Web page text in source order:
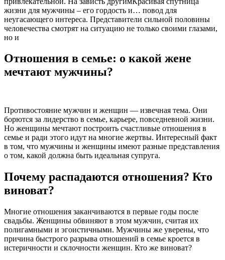
жизни для мужчины – его гордость и… повод для
неугасающего интереса. Представители сильной половины
человечества смотрят на ситуацию не только своими глазами,
но и
Отношения в семье: о какой жене
мечтают мужчины?
Противостояние мужчин и женщин — извечная тема. Они
борются за лидерство в семье, карьере, повседневной жизни.
Но женщины мечтают построить счастливые отношения в
семье и ради этого идут на многие жертвы. Интересный факт
в том, что мужчины и женщины имеют разные представления
о том, какой должна быть идеальная супруга.
Почему распадаются отношения? Кто
виноват?
Многие отношения заканчиваются в первые годы после
свадьбы. Женщины обвиняют в этом мужчин, считая их
полигамными и эгоистичными. Мужчины же уверены, что
причина быстрого разрыва отношений в семье кроется в
истеричности и склочности женщин. Кто же виноват?